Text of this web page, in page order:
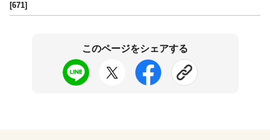
[671]
このページをシェアする